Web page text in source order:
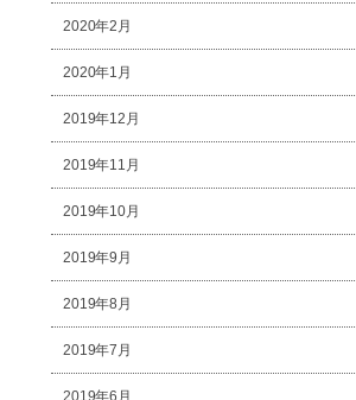
2020年2月
2020年1月
2019年12月
2019年11月
2019年10月
2019年9月
2019年8月
2019年7月
2019年6月